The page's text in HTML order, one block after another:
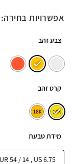
אפשרויות בחירה:
צבע זהב
קרט זהב
מידת טבעת